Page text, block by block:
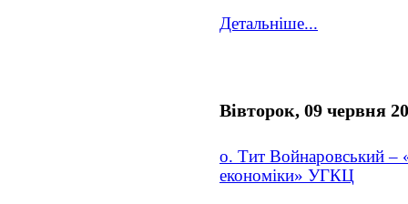
Детальніше...
Вівторок, 09 червня
о. Тит Войнаровський –
економіки» УГКЦ